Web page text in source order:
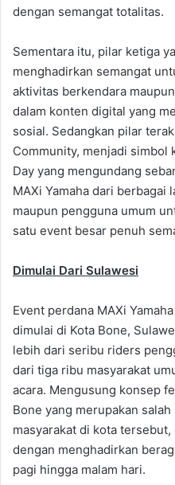
dengan semangat totalitas.
Sementara itu, pilar ketiga
menghadirkan semangat
aktivitas berkendara
dalam konten digital yang
sosial. Sedangkan pilar
Community, menjadi simbol
Day yang mengundang
MAXi Yamaha dari berbagai
maupun pengguna umum
satu event besar penuh
Dimulai Dari Sulawesi
Event perdana MAXi
dimulai di Kota Bone,
lebih dari seribu riders
dari tiga ribu masyarakat
acara. Mengusung konsep
Bone yang merupakan
masyarakat di kota
dengan menghadirkan
pagi hingga malam hari.